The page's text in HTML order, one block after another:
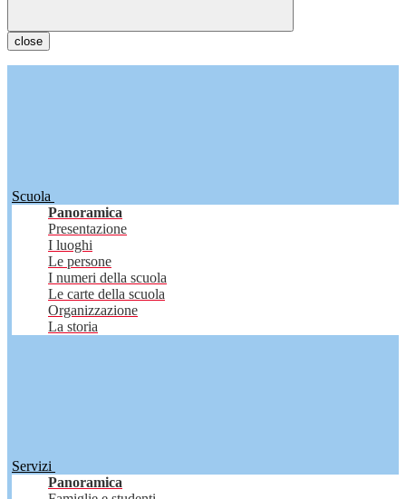
close
Scuola
Panoramica
Presentazione
I luoghi
Le persone
I numeri della scuola
Le carte della scuola
Organizzazione
La storia
Servizi
Panoramica